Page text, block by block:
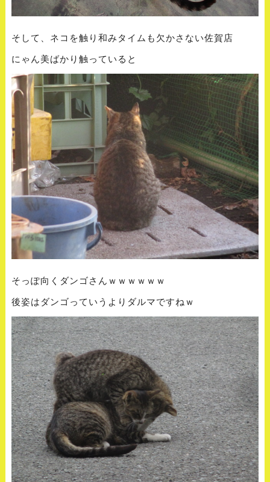
そして、ネコを触り和みタイムも欠かさない佐賀店
にゃん美ばかり触っていると
そっぽ向くダンゴさんｗｗｗｗｗｗ
後姿はダンゴっていうよりダルマですねｗ